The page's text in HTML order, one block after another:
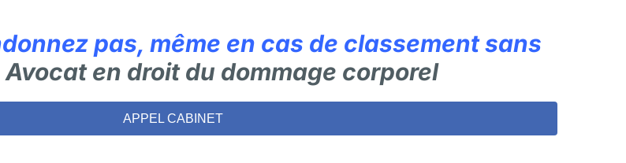
pas, même en cas de classement sans
en droit du dommage corporel
APPEL CABINET